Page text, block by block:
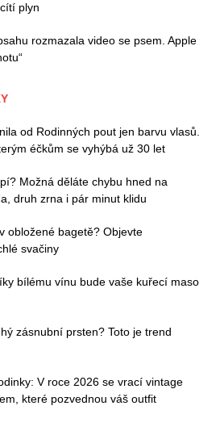
plyn
rozmazala video se psem. Apple
od Rodinných pout jen barvu vlasů.
éčkům se vyhýbá už 30 let
Možná děláte chybu hned na
druh zrna i pár minut klidu
obložené bagetě? Objevte
svačiny
bílému vínu bude vaše kuřecí maso
zásnubní prsten? Toto je trend
V roce 2026 se vrací vintage
které pozvednou váš outfit